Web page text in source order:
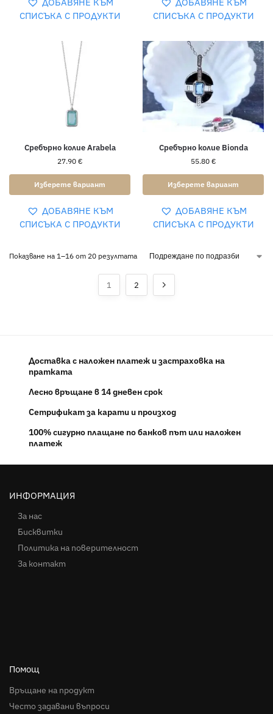
СПИСЪКА С ПРОДУКТИ
СПИСЪКА С ПРОДУКТИ
Сребърно колие Arabela
27.90 €
Изберете вариант
ДОБАВЯНЕ КЪМ
СПИСЪКА С ПРОДУКТИ
Сребърно колие Bionda
55.80 €
Изберете вариант
ДОБАВЯНЕ КЪМ
СПИСЪКА С ПРОДУКТИ
Показване на 1–16 от 20 резултата
1 2
Доставка с наложен платеж и застраховка на
пратката
Лесно връщане в 14 дневен срок
Сетрификат за карати и произход
100% сигурно плащане по банков път или наложен
платеж
ИНФОРМАЦИЯ
За нас
Бисквитки
Политика на поверителност
За контакт
Помощ
Връщане на продукт
Често задавани въпроси